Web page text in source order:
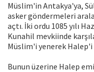
Müslim'in Antakya'ya,
asker göndermeleri
açtı. İki ordu 1085 yılı
Kunahil mevkiinde
Müslim'i yenerek Halep'i
Bunun üzerine Halep